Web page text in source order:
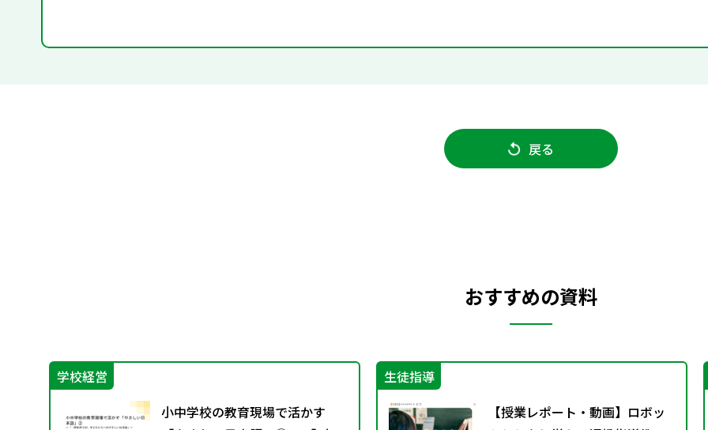
戻る
おすすめの資料
学校経営
小中学校の教育現場で活かす
生徒指導
【授業レポート・動画】ロボッ